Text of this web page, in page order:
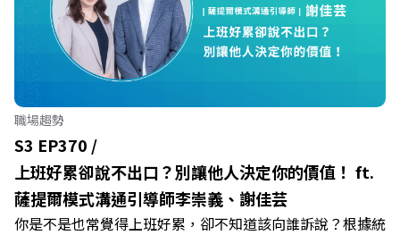
壓力」空間？ 🔺對抗肌少症、預防高齡化！驚豔醫學界的
「社會處方」 🔺超高加盟成功率！為無數女性圓夢的「女
力互助與微型創業平台」 主持人／遠見雜誌副社長兼遠見
智庫總編輯 李建興 與談人／可爾姿Curves台灣執行長 林宏
遠 +++++ 🫧清除腦袋的盲點，也順手理清生活的雜亂。 點
開看質感養成術>> https://gvmkt.pse.is/9al3px ✨關注
《遠見》更多的社群： LINE：https://reurl.cc/A4ELQp
IG：https://bit.ly/3AjBWNV YT：https://bit.ly/38jNi9k
Powered by Firstory Hosting
職場趨勢
S3 EP370 /
上班好累卻說不出口？別讓他人決定你的價值！ ft.
薩提爾模式溝通引導師李崇義、謝佳芸
你是不是也常覺得上班好累，卻不知道該向誰訴說？根據統